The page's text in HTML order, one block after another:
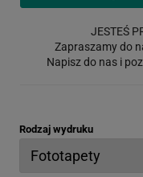
JESTEŚ
Zapraszamy do
Napisz do nas i
Rodzaj wydruku